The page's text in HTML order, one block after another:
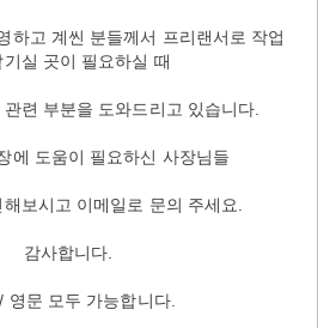
하고 계씬 분들께서 프리랜서로 작업
기실 곳이 필요하실 때
련 부분을 도와드리고 있습니다.
에 도움이 필요하신 사장님들
보시고 이메일로 문의 주세요.
감사합니다.
영문 모두 가능합니다.